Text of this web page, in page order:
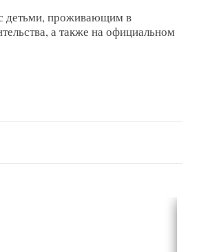
детьми, проживающим в
а также на официальном